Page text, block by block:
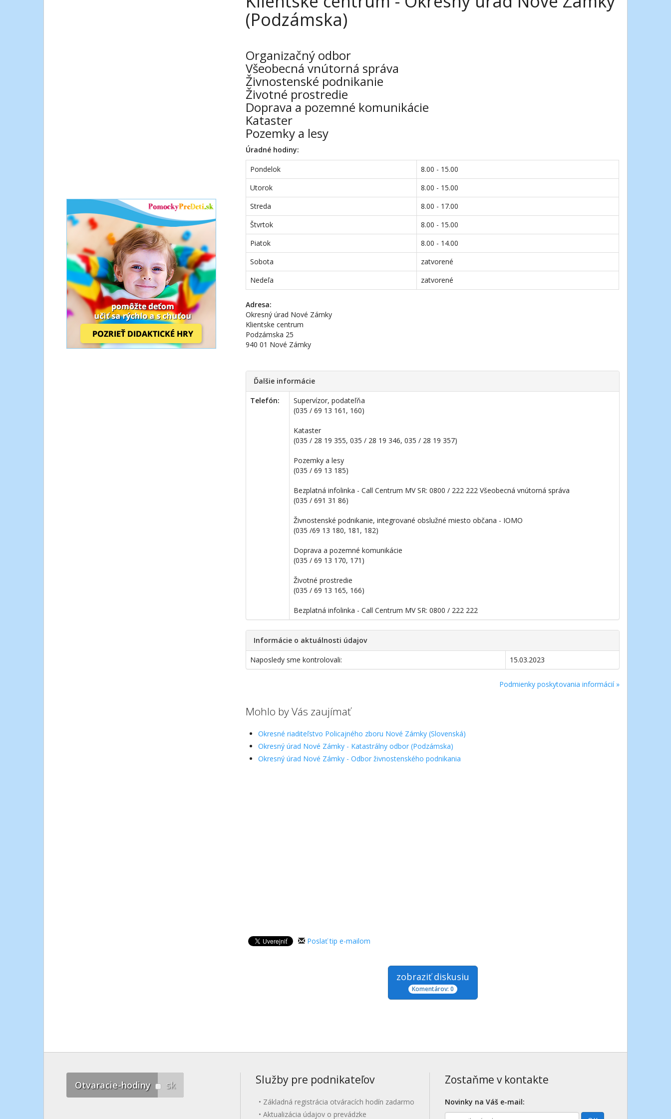
(Podzámska)
Organizačný odbor
Všeobecná vnútorná správa
Živnostenské podnikanie
Životné prostredie
Doprava a pozemné komunikácie
Kataster
Pozemky a lesy
Úradné hodiny:
Pondelok
8.00 - 15.00
Utorok
8.00 - 15.00
Streda
8.00 - 17.00
Štvrtok
8.00 - 15.00
Piatok
8.00 - 14.00
Sobota
zatvorené
Nedeľa
zatvorené
Adresa:
Okresný úrad Nové Zámky
Klientske centrum
Podzámska 25
940 01 Nové Zámky
Ďalšie informácie
Telefón:
Supervízor, podateľňa
(035 / 69 13 161, 160)
Kataster
(035 / 28 19 355, 035 / 28 19 346, 035 / 28 19 357)
Pozemky a lesy
(035 / 69 13 185)
Bezplatná infolinka - Call Centrum MV SR: 0800 / 222 222 Všeobecná vnútorná správa
(035 / 691 31 86)
Živnostenské podnikanie, integrované obslužné miesto občana - IOMO
(035 /69 13 180, 181, 182)
Doprava a pozemné komunikácie
(035 / 69 13 170, 171)
Životné prostredie
(035 / 69 13 165, 166)
Bezplatná infolinka - Call Centrum MV SR: 0800 / 222 222
Informácie o aktuálnosti údajov
Naposledy sme kontrolovali: 15.03.2023
Podmienky poskytovania informácií »
Mohlo by Vás zaujímať
Okresné riaditeľstvo Policajného zboru Nové Zámky (Slovenská)
Okresný úrad Nové Zámky - Katastrálny odbor (Podzámska)
Okresný úrad Nové Zámky - Odbor živnostenského podnikania
Poslať tip e-mailom
zobraziť diskusiu
Komentárov: 0
Otvaracie-hodiny sk Služby pre podnikateľov
Základná registrácia otváracích hodín zadarmo
Aktualizácia údajov o prevádzke
Zostaňme v kontakte
Novinky na Váš e-mail:
E-